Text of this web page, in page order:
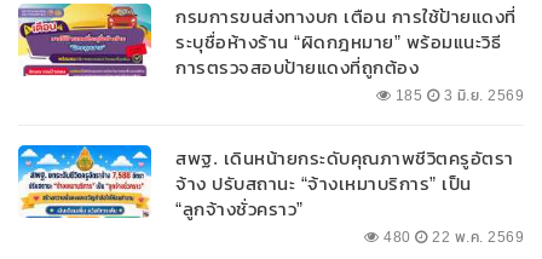
กรมการขนส่งทางบก เตือน การใช้ป้ายแดงที่
ระบุชื่อห้างร้าน “ผิดกฎหมาย” พร้อมแนะวิธี
การตรวจสอบป้ายแดงที่ถูกต้อง
185 3 มิ.ย. 2569
สพฐ. เดินหน้ายกระดับคุณภาพชีวิตครูอัตรา
จ้าง ปรับสถานะ “จ้างเหมาบริการ” เป็น
“ลูกจ้างชั่วคราว”
480 22 พ.ค. 2569